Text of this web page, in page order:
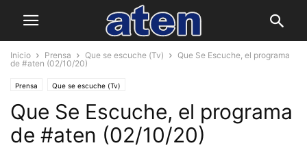
Inicio Prensa Que se escuche (Tv)
Que Se Escuche, el programa
de #aten (02/10/20)
Prensa Que se escuche (Tv)
Que Se Escuche, el programa
de #aten (02/10/20)